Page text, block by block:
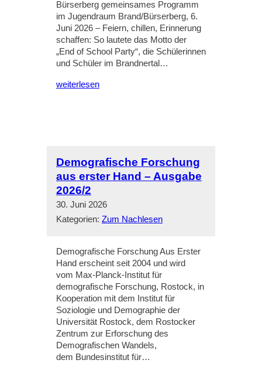
Bürserberg gemeinsames Programm
im Jugendraum Brand/Bürserberg, 6.
Juni 2026 – Feiern, chillen, Erinnerung
schaffen: So lautete das Motto der
„End of School Party“, die Schülerinnen
und Schüler im Brandnertal…
weiterlesen
Demografische Forschung
aus erster Hand – Ausgabe
2026/2
30. Juni 2026
Kategorien: Zum Nachlesen
Demografische Forschung Aus Erster
Hand erscheint seit 2004 und wird
vom Max-Planck-Institut für
demografische Forschung, Rostock, in
Kooperation mit dem Institut für
Soziologie und Demographie der
Universität Rostock, dem Rostocker
Zentrum zur Erforschung des
Demografischen Wandels,
dem Bundesinstitut für…